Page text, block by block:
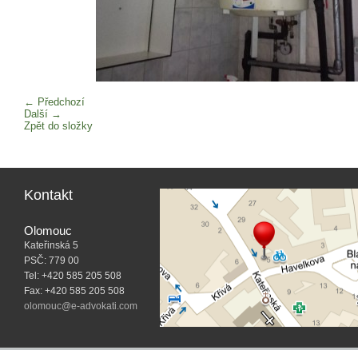
← Předchozí
Další →
Zpět do složky
Kontakt
Olomouc
Kateřinská 5
PSČ: 779 00
Tel: +420 585 205 508
Fax: +420 585 205 508
olomouc@e-advokati.com